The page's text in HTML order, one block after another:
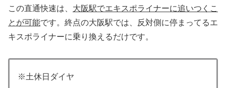
この直通快速は、 大阪駅でエキスポライナーに追いつくこ
とが可能です。終点の大阪駅では、反対側に停まってるエ
キスポライナーに乗り換えるだけです。
※土休日ダイヤ